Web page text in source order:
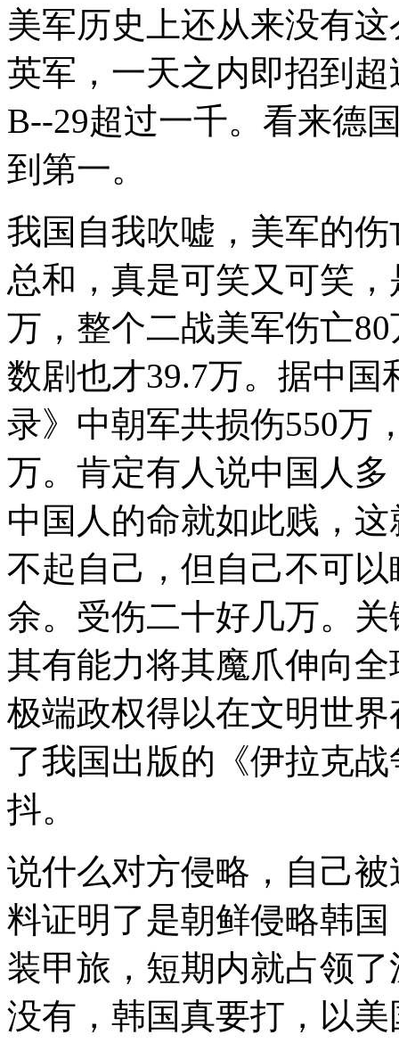
美军历史上还从来没有
英军，一天之内即招到
B--29超过一千。看来德
到第一。
我国自我吹嘘，美军的
总和，真是可笑又可笑
万，整个二战美军伤亡
数剧也才39.7万。据中
录》中朝军共损伤550万
万。肯定有人说中国人
中国人的命就如此贱，
不起自己，但自己不可
余。受伤二十好几万。
其有能力将其魔爪伸向
极端政权得以在文明世
了我国出版的《伊拉克
抖。
说什么对方侵略，自己
料证明了是朝鲜侵略韩
装甲旅，短期内就占领
没有，韩国真要打，以